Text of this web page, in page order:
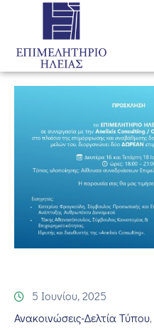
Αρχική
Ειδική
Χρηματοδότησης
Επικοινωνία
5 Ιουνίου, 2025
Ανακοινώσεις-Δελτία Τύπου‚